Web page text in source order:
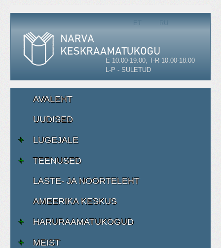
ET RU
E 10.00-19.00, T-R 10.00-18.00
L-P - SULETUD
AVALEHT
UUDISED
LUGEJALE
TEENUSED
LASTE- JA NOORTELEHT
AMEERIKA KESKUS
HARURAAMATUKOGUD
MEIST